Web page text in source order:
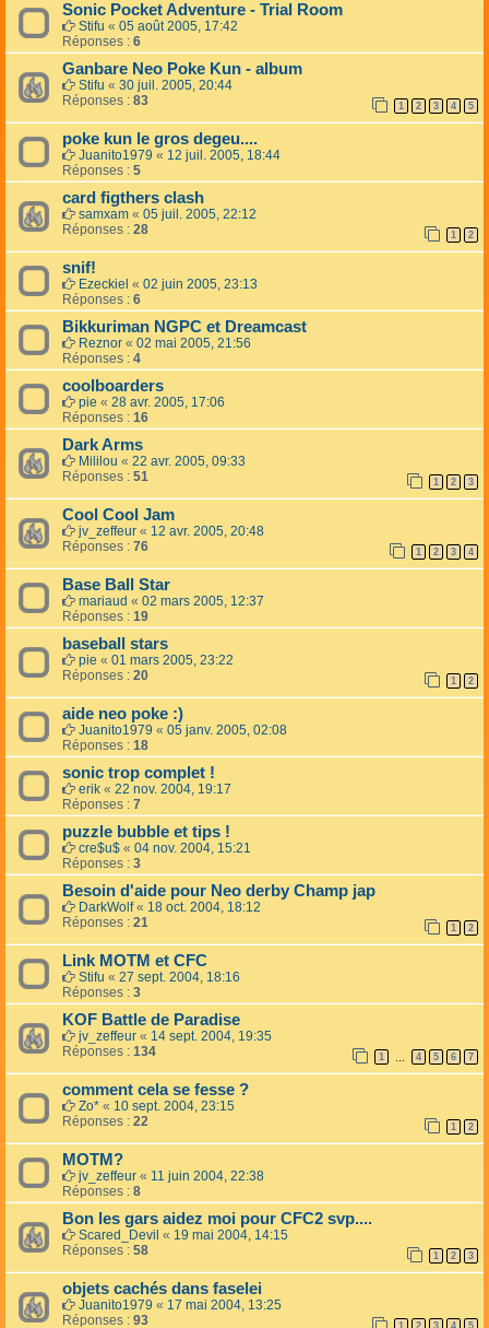
Sonic Pocket Adventure - Trial Room
Stifu « 05 août 2005, 17:42
Réponses : 6
Ganbare Neo Poke Kun - album
Stifu « 30 juil. 2005, 20:44
Réponses : 83 1 2 3 4 5
poke kun le gros degeu....
Juanito1979 « 12 juil. 2005, 18:44
Réponses : 5
card figthers clash
samxam « 05 juil. 2005, 22:12
Réponses : 28 1 2
snif!
Ezeckiel « 02 juin 2005, 23:13
Réponses : 6
Bikkuriman NGPC et Dreamcast
Reznor « 02 mai 2005, 21:56
Réponses : 4
coolboarders
pie « 28 avr. 2005, 17:06
Réponses : 16
Dark Arms
Mililou « 22 avr. 2005, 09:33
Réponses : 51 1 2 3
Cool Cool Jam
jv_zeffeur « 12 avr. 2005, 20:48
Réponses : 76 1 2 3 4
Base Ball Star
mariaud « 02 mars 2005, 12:37
Réponses : 19
baseball stars
pie « 01 mars 2005, 23:22
Réponses : 20 1 2
aide neo poke :)
Juanito1979 « 05 janv. 2005, 02:08
Réponses : 18
sonic trop complet !
erik « 22 nov. 2004, 19:17
Réponses : 7
puzzle bubble et tips !
cre$u$ « 04 nov. 2004, 15:21
Réponses : 3
Besoin d'aide pour Neo derby Champ jap
DarkWolf« 18 oct. 2004, 18:12
Réponses : 21 1 2
Link MOTM et CFC
Stifu « 27 sept. 2004, 18:16
Réponses : 3
KOF Battle de Paradise
jv_zeffeur « 14 sept. 2004, 19:35
Réponses : 134 1 … 4 5 6 7
comment cela se fesse ?
Zo* « 10 sept. 2004, 23:15
Réponses : 22 1 2
MOTM?
jv_zeffeur « 11 juin 2004, 22:38
Réponses : 8
Bon les gars aidez moi pour CFC2 svp....
Scared_Devil « 19 mai 2004, 14:15
Réponses : 58 1 2 3
objets cachés dans faselei
Juanito1979 « 17 mai 2004, 13:25
Réponses : 93